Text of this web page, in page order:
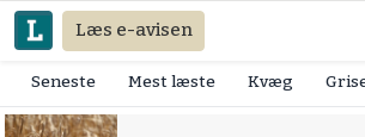
Læs e-avisen
Seneste Mest læste Kvæg